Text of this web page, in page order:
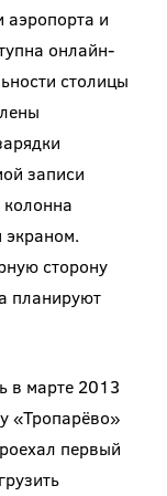
аэропорта и
онлайн-
столицы
записи
экраном.
сторону
планируют
в марте 2013
«Тропарёво»
первый